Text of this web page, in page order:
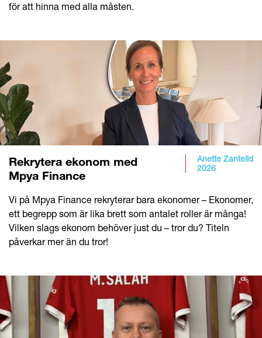
för att hinna med alla måsten.
Anette Zantelid
2026
Rekrytera ekonom med
Mpya Finance
Vi på Mpya Finance rekryterar bara ekonomer – Ekonomer,
ett begrepp som är lika brett som antalet roller är många!
Vilken slags ekonom behöver just du – tror du? Titeln
påverkar mer än du tror!